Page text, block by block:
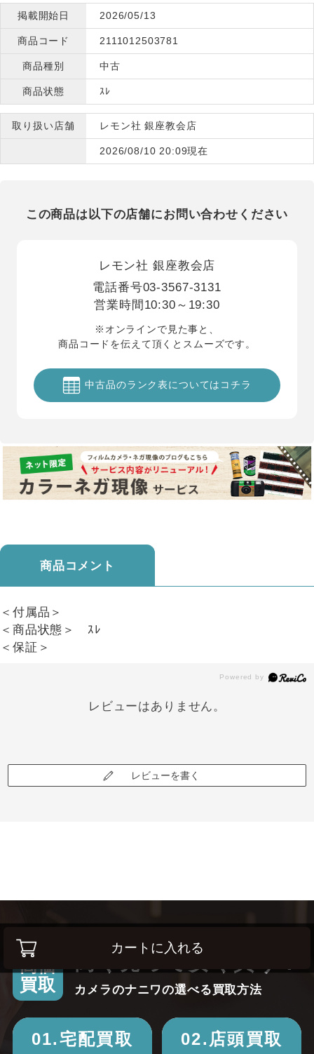
カートに入れる
掲載開始日 2026/05/13
商品コード 2111012503781
商品種別 中古
商品状態 ｽﾚ
取り扱い店舗 レモン社 銀座教会店
2026/08/10 20:09現在
この商品は以下の店舗にお問い合わせください
レモン社 銀座教会店
電話番号03-3567-3131
営業時間 10:30～19:30
※オンラインで見た事と、
商品コードを伝えて頂くとスムーズです。
中古品のランク表についてはコチラ
商品コメント
＜付属品＞
＜商品状態＞ ｽﾚ
＜保証＞
レビューはありません。
レビューを書く
高価
買取
カメラのナニワの選べる買取方法
01.宅配買取 02.店頭買取